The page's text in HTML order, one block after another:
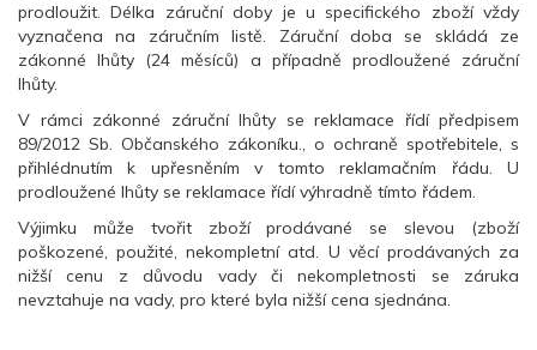
prodloužit. Délka záruční doby je u specifického zboží vždy
vyznačena na záručním listě. Záruční doba se skládá ze
zákonné lhůty (24 měsíců) a případně prodloužené záruční
lhůty.
V rámci zákonné záruční lhůty se reklamace řídí předpisem
89/2012 Sb. Občanského zákoníku., o ochraně spotřebitele, s
přihlédnutím k upřesněním v tomto reklamačním řádu. U
prodloužené lhůty se reklamace řídí výhradně tímto řádem.
Výjimku může tvořit zboží prodávané se slevou (zboží
poškozené, použité, nekompletní atd. U věcí prodávaných za
nižší cenu z důvodu vady či nekompletnosti se záruka
nevztahuje na vady, pro které byla nižší cena sjednána.